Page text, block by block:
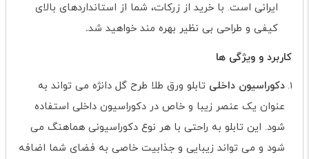
ایرانی است. با خرید از زرکات، شما از استانداردهای بالای
کیفی و طراحی بی نظیر بهره مند خواهید شد.
کاربرد و ویژگی ها
دکوراسیون داخلی تابلو ورق طلا طرح گل دانژه می تواند به
عنوان یک عنصر زیبا و خاص در دکوراسیون داخلی استفاده
شود. این تابلو به راحتی با هر نوع دکوراسیونی هماهنگ می
شود و می تواند زیبایی و جذابیت خاصی به فضای شما اضافه